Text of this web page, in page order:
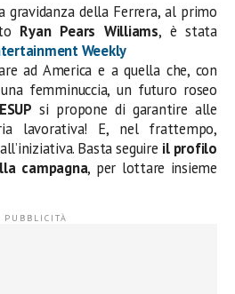
gravidanza della Ferrera, al primo
Ryan Pears Williams, è stata
Weekly
ad America e a quella che, con
femminuccia, un futuro roseo
si propone di garantire alle
lavorativa! E, nel frattempo,
Basta seguire il profilo
campagna, per lottare insieme